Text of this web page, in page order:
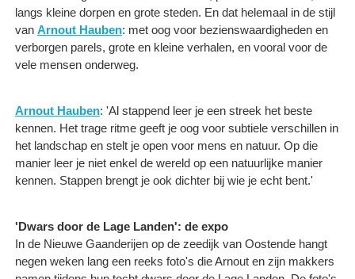
langs kleine dorpen en grote steden. En dat helemaal in de stijl
van Arnout Hauben: met oog voor bezienswaardigheden en
verborgen parels, grote en kleine verhalen, en vooral voor de
vele mensen onderweg.
Arnout Hauben: 'Al stappend leer je een streek het beste
kennen. Het trage ritme geeft je oog voor subtiele verschillen in
het landschap en stelt je open voor mens en natuur. Op die
manier leer je niet enkel de wereld op een natuurlijke manier
kennen. Stappen brengt je ook dichter bij wie je echt bent.'
'Dwars door de Lage Landen': de expo
In de Nieuwe Gaanderijen op de zeedijk van Oostende hangt
negen weken lang een reeks foto's die Arnout en zijn makkers